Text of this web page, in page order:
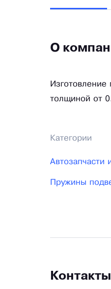
О
толщиной от
Категории
Автозапчасти
Пружины
Контакты